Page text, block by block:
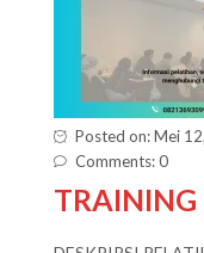
Posted on: Mei
Comments: 0
TRAINING